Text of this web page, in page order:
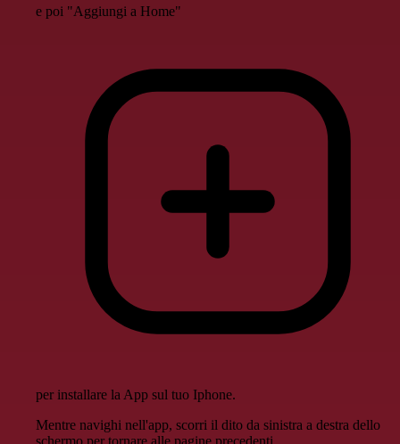
e poi "Aggiungi a Home"
per installare la App sul tuo Iphone.
Mentre navighi nell'app, scorri il dito da sinistra a destra dello